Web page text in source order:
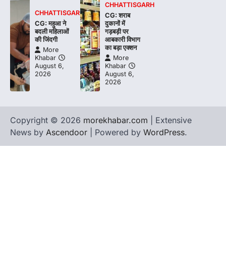
CHHATTISGARH
CG: महुआ ने
बदली महिलाओं
की जिंदगी
More
Khabar
August 6,
2026
CHHATTISGARH
CG: शराब
दुकानों में
गड़बड़ी पर
आबकारी विभाग
का बड़ा एक्शन
More
Khabar
August 6,
2026
Copyright © 2026 morekhabar.com | Extensive
News by Ascendoor | Powered by WordPress.